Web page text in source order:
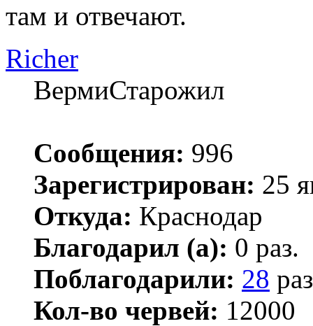
там и отвечают.
Richer
ВермиСтарожил
Сообщения: 996
Зарегистрирован: 25
Откуда: Краснодар
Благодарил (а): 0 раз.
Поблагодарили: 28
Кол-во червей: 12000